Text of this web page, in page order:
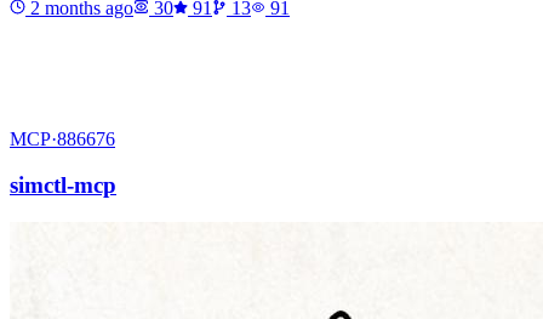
2 months ago 30 91 13 91
MCP·886676
simctl-mcp